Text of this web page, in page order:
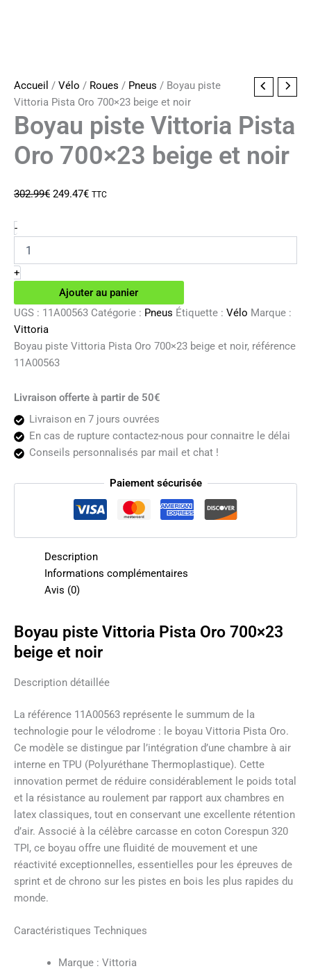
Accueil / Vélo / Roues / Pneus / Boyau piste
Vittoria Pista Oro 700×23 beige et noir
Boyau piste Vittoria Pista
Oro 700×23 beige et noir
302.99€ Le
249.47€Le
TTC
-quantité
de
Boyau
piste
Vittoria
Oro
700x23
et
noir
+
Ajouter au panier
UGS : 11A00563 Catégorie : Pneus Étiquette : Vélo Marque :
Vittoria
Boyau piste Vittoria Pista Oro 700×23 beige et noir, référence
11A00563
Livraison offerte à partir de 50€
Livraison en 7 jours ouvrées
En cas de rupture contactez-nous pour connaitre le délai
Conseils personnalisés par mail et chat !
Paiement sécurisée
Description
Informations complémentaires
Avis (0)
Boyau piste Vittoria Pista Oro 700×23
beige et noir
Description détaillée
La référence 11A00563 représente le summum de la
technologie pour le vélodrome : le boyau Vittoria Pista Oro.
Ce modèle se distingue par l’intégration d’une chambre à air
interne en TPU (Polyuréthane Thermoplastique). Cette
innovation permet de réduire considérablement le poids total
et la résistance au roulement par rapport aux chambres en
latex classiques, tout en conservant une excellente rétention
d’air. Associé à la célèbre carcasse en coton Corespun 320
TPI, ce boyau offre une fluidité de mouvement et une
réactivité exceptionnelles, essentielles pour les épreuves de
sprint et de chrono sur les pistes en bois les plus rapides du
monde.
Caractéristiques Techniques
Marque : Vittoria